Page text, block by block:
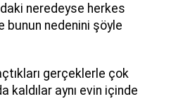
neredeyse herkes
bunun nedenini şöyle
gerçeklerle çok
kaldılar aynı evin içinde